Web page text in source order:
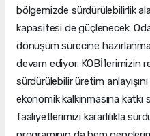
bölgemizde sürdürülebilirlik
kapasitesi de güçlenecek.
dönüşüm sürecine
devam ediyor. KOBİ’lerimizin
sürdürülebilir üretim
ekonomik kalkınmasına katkı
faaliyetlerimizi kararlılıkla